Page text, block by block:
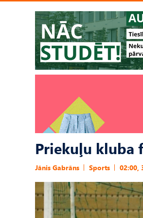
Priekuļu kluba
Jānis Gabrāns Sports 02:00,